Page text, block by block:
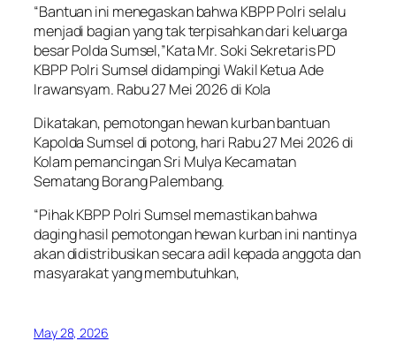
“Bantuan ini menegaskan bahwa KBPP Polri selalu
menjadi bagian yang tak terpisahkan dari keluarga
besar Polda Sumsel,”Kata Mr. Soki Sekretaris PD
KBPP Polri Sumsel didampingi Wakil Ketua Ade
Irawansyam. Rabu 27 Mei 2026 di Kola
Dikatakan, pemotongan hewan kurban bantuan
Kapolda Sumsel di potong, hari Rabu 27 Mei 2026 di
Kolam pemancingan Sri Mulya Kecamatan
Sematang Borang Palembang.
“Pihak KBPP Polri Sumsel memastikan bahwa
daging hasil pemotongan hewan kurban ini nantinya
akan didistribusikan secara adil kepada anggota dan
masyarakat yang membutuhkan,
May 28, 2026